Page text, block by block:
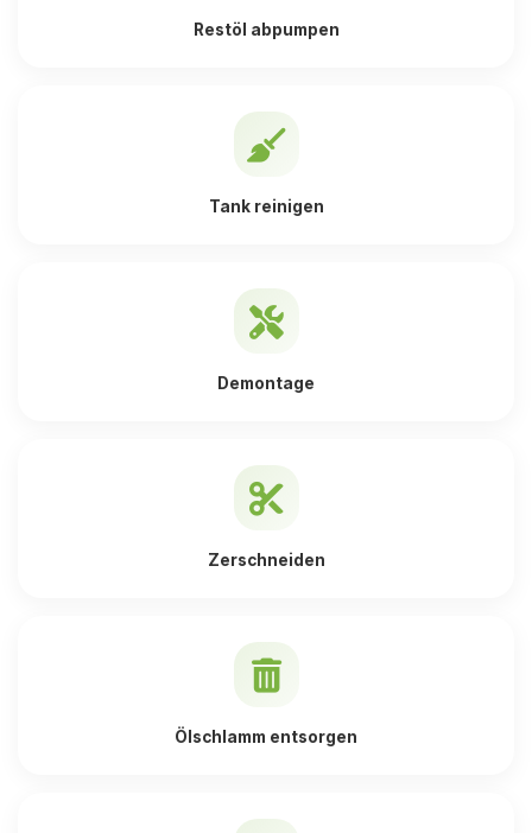
Restöl abpumpen
Tank reinigen
Demontage
Zerschneiden
Ölschlamm entsorgen